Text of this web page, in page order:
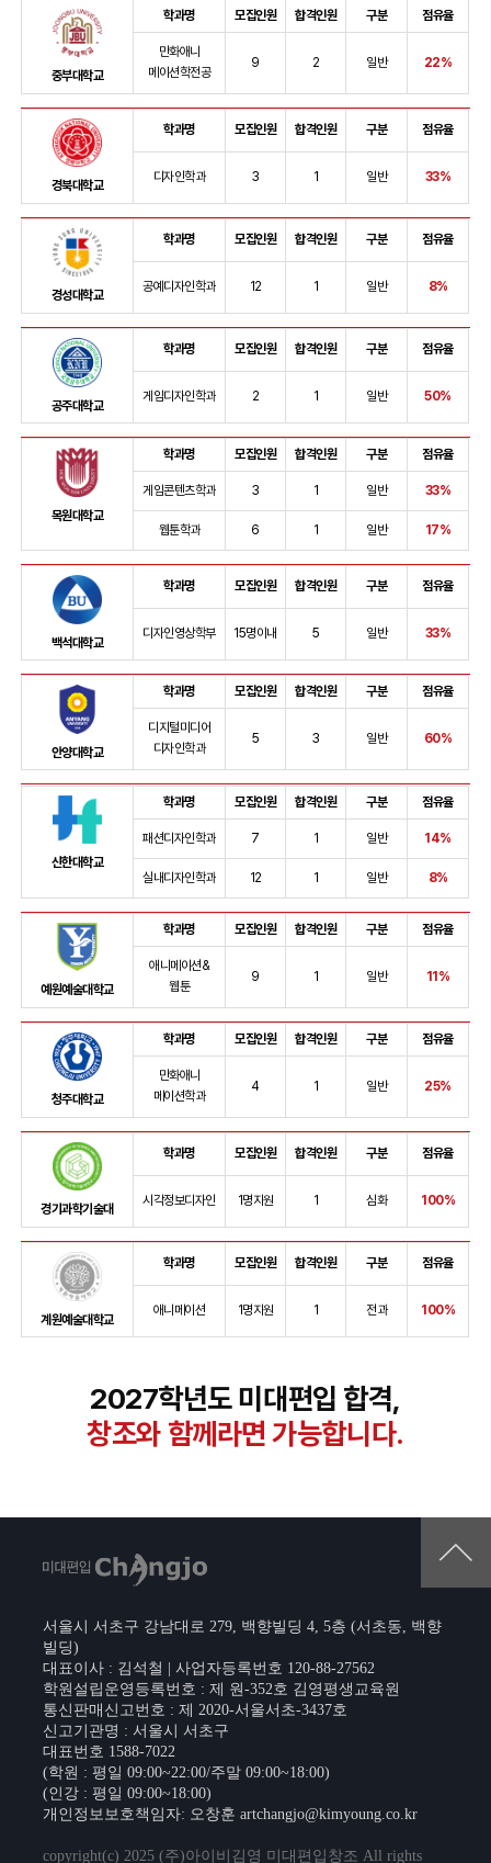
중부대학교
학과명 모집인원 합격인원 구분 점유율
만화애니
메이션학전공
9 2 일반 22%
경북대학교
학과명 모집인원 합격인원 구분 점유율
디자인학과 3 1 일반 33%
경성대학교
학과명 모집인원 합격인원 구분 점유율
공예디자인학과 12 1 일반 8%
공주대학교
학과명 모집인원 합격인원 구분 점유율
게임디자인학과 2 1 일반 50%
목원대학교
학과명 모집인원 합격인원 구분 점유율
게임콘텐츠학과 3 1 일반 33%
웹툰학과 6 1 일반 17%
백석대학교
학과명 모집인원 합격인원 구분 점유율
디자인영상학부 15명이내 5 일반 33%
안양대학교
학과명 모집인원 합격인원 구분 점유율
디지털미디어
디자인학과
5 3 일반 60%
신한대학교
학과명 모집인원 합격인원 구분 점유율
패션디자인학과 7 1 일반 14%
실내디자인학과 12 1 일반 8%
예원예술대학교
학과명 모집인원 합격인원 구분 점유율
애니메이션&
웹툰
9 1 일반 11%
청주대학교
학과명 모집인원 합격인원 구분 점유율
만화애니
메이션학과
4 1 일반 25%
경기과학기술대
학과명 모집인원 합격인원 구분 점유율
시각정보디자인 1명지원 1 심화 100%
계원예술대학교
학과명 모집인원 합격인원 구분 점유율
애니메이션 1명지원 1 전과 100%
2027학년도 미대편입 합격,
창조와 함께라면 가능합니다.
서울시 서초구 강남대로 279, 백향빌딩 4, 5층 (서초동, 백향
빌딩)
대표이사 : 김석철 | 사업자등록번호 120-88-27562
학원설립운영등록번호 : 제 원-352호 김영평생교육원
통신판매신고번호 : 제 2020-서울서초-3437호
신고기관명 : 서울시 서초구
대표번호 1588-7022
(학원 : 평일 09:00~22:00/주말 09:00~18:00)
(인강 : 평일 09:00~18:00)
개인정보보호책임자: 오창훈artchangjo@kimyoung.co.kr
copyright(c) 2025 (주)아이비김영 미대편입창조 All rights